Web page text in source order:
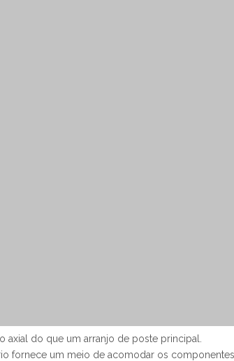
axial do que um arranjo de poste principal.
fornece um meio de acomodar os